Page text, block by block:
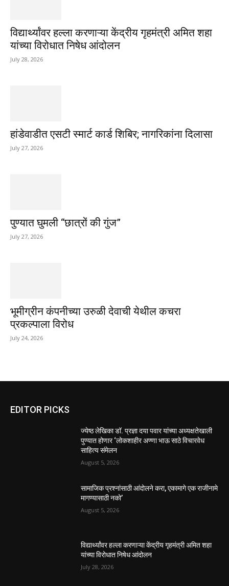
विद्यार्थ्यांवर हल्ला करणाऱ्या केंद्रीय गृहमंत्री अमित शहा
यांच्या विरोधात निषेध आंदोलन
July 28, 2026
हांडेवाडीत एसटी स्मार्ट कार्ड शिबिर; नागरिकांना दिलासा
July 27, 2026
पुण्यात घुमली “छात्रों की गुंज”
July 27, 2026
भूमीग्रीन कंपनीच्या उरुळी देवाची येथील कचरा
प्रकल्पाला विरोध
July 24, 2026
EDITOR PICKS
ज्येष्ठ लेखिका डॉ. प्रज्ञा दया पवार यांच्या अध्यक्षतेखाली
पुण्यात होणार ‘लोकशाहीर अण्णा भाऊ साठे विचारवेध
साहित्य संमेलन
August 5, 2026
सामाजिक प्रश्नांसाठी आंदोलने करा, एकामागे एक राजीनामे
मागण्यासाठी नको’
August 5, 2026
विद्यार्थ्यांवर हल्ला करणाऱ्या केंद्रीय गृहमंत्री अमित शहा
यांच्या विरोधात निषेध आंदोलन
July 28, 2026